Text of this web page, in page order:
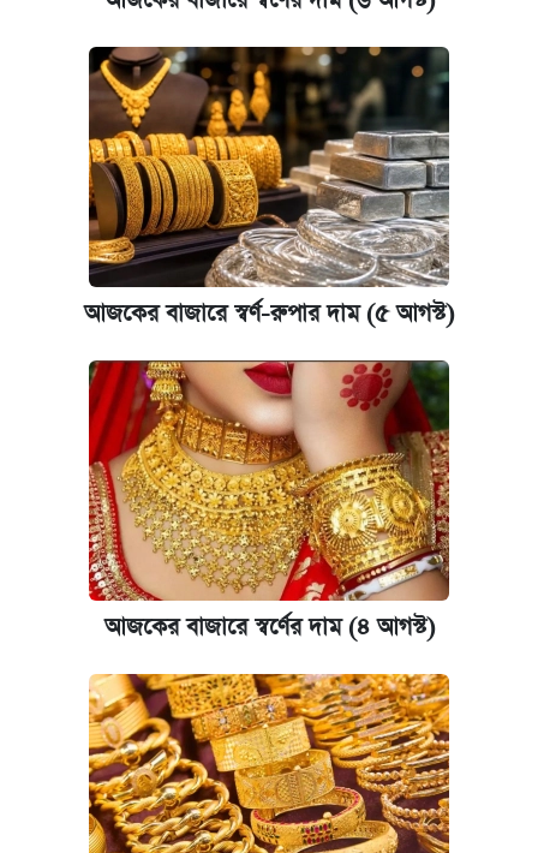
কেমব্রিজ বিশ্ববিদ্যালয়ের এমবিএ স্কলারশিপে
আবেদন শুরু
আজকের বাজারে স্বর্ণ-রুপার দাম (৫ আগস্ট)
আজকের বাজারে স্বর্ণের দাম (৪ আগস্ট)